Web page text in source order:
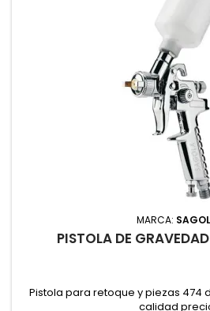
MARCA:
PISTOLA DE
Pistola para retoque y piezas 474
calidad